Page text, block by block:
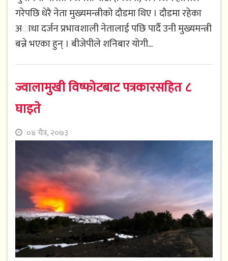
गरेपछि धेरै नेता मुख्यमन्त्रीको दौडमा थिए । दौडमा रहेका
अाधा दर्जन प्रभावशाली नेतालाई पछि पार्दै उनी मुख्यमन्त्री
बन्ने भएका हुन् । बीजेपीले शनिबार योगी...
ज्वालामुखी विष्फोटबाट पत्रकारसहित ८
घाइते
०४ चैत्र, २०७३